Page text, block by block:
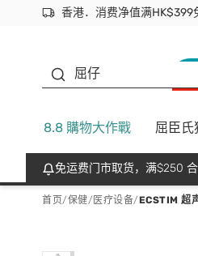
香港．消费净值满HK$399
立即成为易赏钱会员尽享独
首次APP下单买满$450 输
屈仔
8.8 購物大作戰 屈臣氏
免运费门市取货，满$250
首页/保健/ 医疗设备/ECSTIM 超